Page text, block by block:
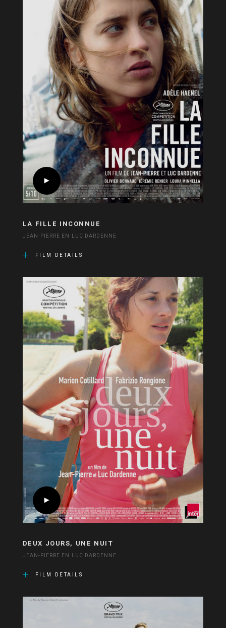
LA FILLE INCONNUE
JEAN-PIERRE EN LUC DARDENNE
FILM DETAILS
DEUX JOURS, UNE NUIT
JEAN-PIERRE EN LUC DARDENNE
FILM DETAILS